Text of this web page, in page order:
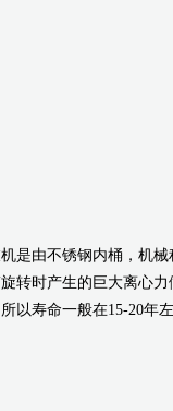
由不锈钢内桶，机械
转时产生的巨大离心力
以寿命一般在15-20年左